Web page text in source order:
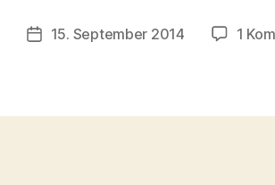
Beitragsdatum
15. September 2014 1